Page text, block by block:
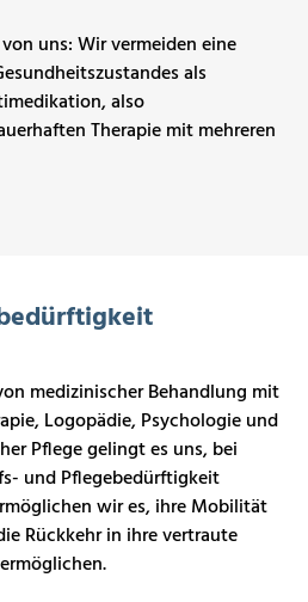
uns: Wir vermeiden eine
als
also
Therapie mit mehreren
medizinischer Behandlung mit
Logopädie, Psychologie und
Pflegegelingt es uns, bei
und Pflegebedürftigkeit
wir es, ihre Mobilität
Rückkehr in ihre vertraute